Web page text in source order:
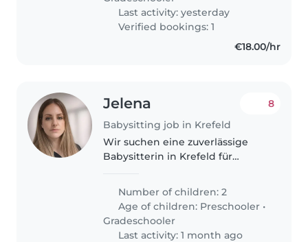
Last activity: yesterday
Verified bookings: 1
€18.00/hr
Jelena
Babysitting job in Krefeld
8
Wir suchen eine zuverlässige
Babysitterin in Krefeld für
Bedarf (einige Male im Monat)
morgens: ein Kind in den
Kindergarten bringen ein Kind
zur Schule..
Number of children: 2
Age of children: Preschooler •
Gradeschooler
Last activity: 1 month ago